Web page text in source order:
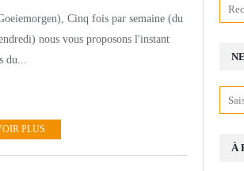
Cinq fois par semaine (du
nous vous proposons l'instant
du...
PLUS
À